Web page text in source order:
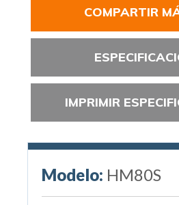
COMPARTIR
IMPRIMIR
Modelo: HM80S